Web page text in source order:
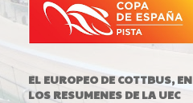
EL EUROPEO DE COTTBUS, EN
LOS RESUMENES DE LA UEC